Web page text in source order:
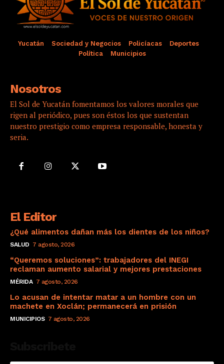
Yucatán Sociedad y Negocios Policíacas
Deportes
Política
Municipios
Nosotros
El Sol de Yucatán fomentamos los valores morales que
rigen al periódico, pues son éstos los que sustentan
nuestro prestigio como empresa responsable, honesta y
seria.
El Editor
¿Qué alimentos dañan más los dientes de los niños?
SALUD 7 agosto, 2026
“Queremos soluciones”: trabajadores del INEGI
reclaman aumento salarial y mejores prestaciones
MÉRIDA 7 agosto, 2026
Lo acusan de intentar matar a un hombre con un
machete en Xoclán; permanecerá en prisión
MUNICIPIOS 7 agosto, 2026